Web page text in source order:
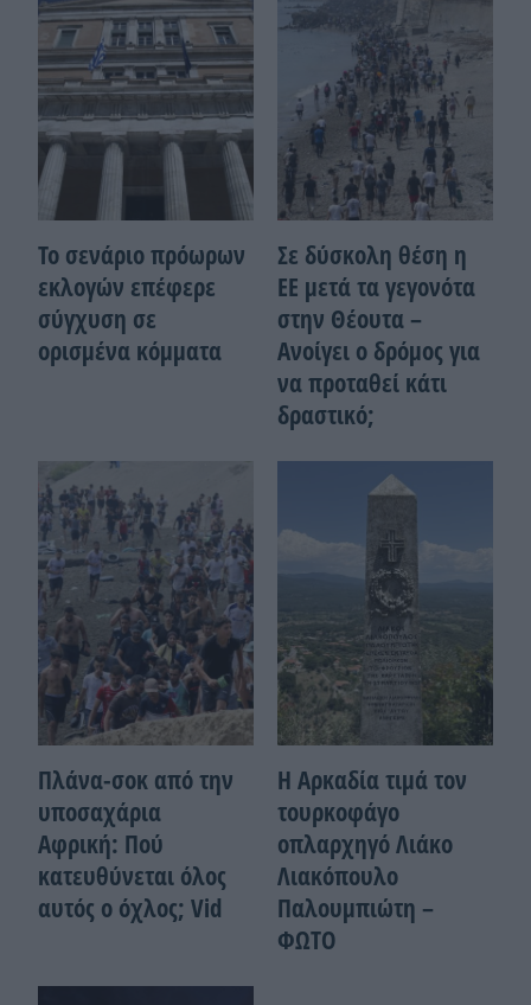
Το σενάριο πρόωρων
εκλογών επέφερε
σύγχυση σε
ορισμένα κόμματα
Σε δύσκολη θέση η
ΕΕ μετά τα γεγονότα
στην Θέουτα –
Ανοίγει ο δρόμος για
να προταθεί κάτι
δραστικό;
Πλάνα-σοκ από την
υποσαχάρια
Αφρική: Πού
κατευθύνεται όλος
αυτός ο όχλος; Vid
Η Αρκαδία τιμά τον
τουρκοφάγο
οπλαρχηγό Λιάκο
Λιακόπουλο
Παλουμπιώτη –
ΦΩΤΟ